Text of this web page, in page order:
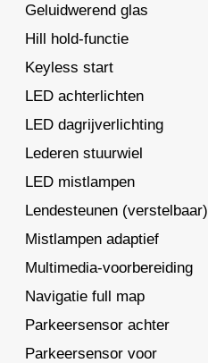
Geluidwerend glas
Hill hold-functie
Keyless start
LED achterlichten
LED dagrijverlichting
Lederen stuurwiel
LED mistlampen
Lendesteunen (verstelbaar)
Mistlampen adaptief
Multimedia-voorbereiding
Navigatie full map
Parkeersensor achter
Parkeersensor voor